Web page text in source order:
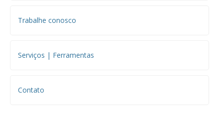
Trabalhe conosco
Serviços | Ferramentas
Contato